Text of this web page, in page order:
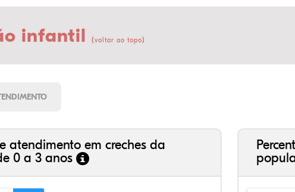
infantil (voltar ao topo)
atendimento em creches da
0 a 3 anos